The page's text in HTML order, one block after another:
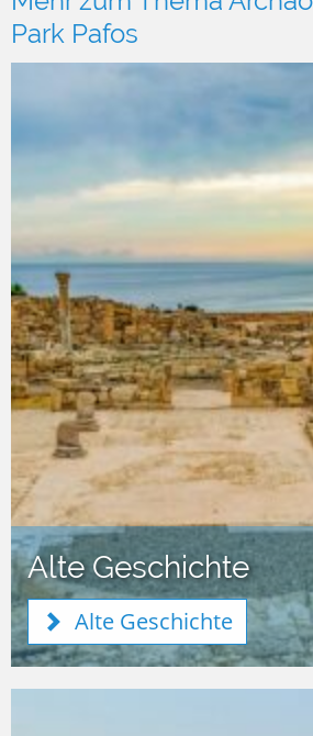
Park Pafos
Alte Geschichte
Alte Geschichte